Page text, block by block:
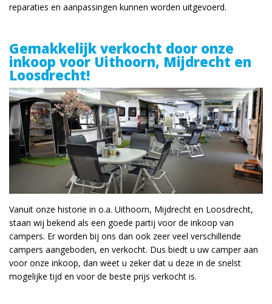
reparaties en aanpassingen kunnen worden uitgevoerd.
Gemakkelijk verkocht door onze
inkoop voor Uithoorn, Mijdrecht en
Loosdrecht!
Vanuit onze historie in o.a. Uithoorn, Mijdrecht en Loosdrecht,
staan wij bekend als een goede partij voor de inkoop van
campers. Er worden bij ons dan ook zeer veel verschillende
campers aangeboden, en verkocht. Dus biedt u uw camper aan
voor onze inkoop, dan weet u zeker dat u deze in de snelst
mogelijke tijd en voor de beste prijs verkocht is.